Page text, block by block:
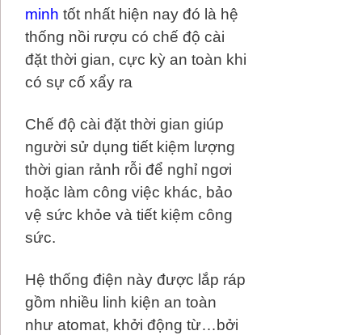
minh tốt nhất hiện nay đó là hệ
thống nồi rượu có chế độ cài
đặt thời gian, cực kỳ an toàn khi
có sự cố xẩy ra
Chế độ cài đặt thời gian giúp
người sử dụng tiết kiệm lượng
thời gian rảnh rỗi để nghỉ ngơi
hoặc làm công việc khác, bảo
vệ sức khỏe và tiết kiệm công
sức.
Hệ thống điện này được lắp ráp
gồm nhiều linh kiện an toàn
như atomat, khởi động từ…bởi